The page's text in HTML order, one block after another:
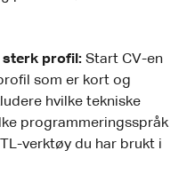
sterk profil: Start CV-en
som er kort og
hvilke tekniske
programmeringsspråk
verktøy du har brukt i